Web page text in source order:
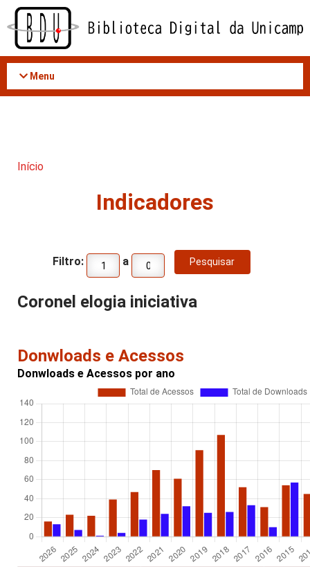
Acessar
conteúdo
Menu
Início
Indicadores
Filtro: a
Coronel elogia iniciativa
Donwloads e Acessos
Donwloads e Acessos por ano